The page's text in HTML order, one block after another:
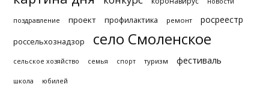
поздравление проект профилактика ремонт росреестр
россельхознадзор село Смоленское
сельское хозяйство семья спорт туризм фестиваль
школа юбилей